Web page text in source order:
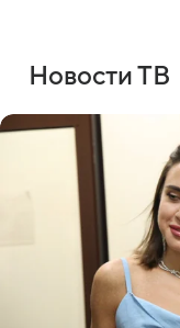
Новости ТВ